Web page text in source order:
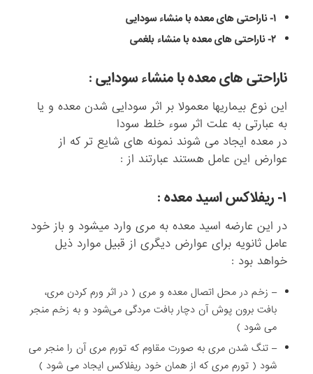
۱- ناراحتی های معده با منشاء سودایی
۲- ناراحتی های معده با منشاء بلغمی
ناراحتی های معده با منشاء سودایی :
این نوع بیماریها معمولا بر اثر سودایی شدن معده و یا
به عبارتی به علت اثر سوء خلط سودا
در معده ایجاد می شوند نمونه های شایع تر که از
عوارض این عامل هستند عبارتند از :
۱- ریفلاکس اسید معده :
در این عارضه اسید معده به مری وارد میشود و باز خود
عامل ثانویه برای عوارض دیگری از قبیل موارد ذیل
خواهد بود :
– زخم در محل اتصال معده و مری ( در اثر ورم کردن مری،
بافت برون پوش آن دچار بافت مردگی می‌شود و به زخم منجر
می شود )
– تنگ شدن مری به صورت مقاوم که تورم مری آن را منجر می
شود ( تورم مری که از همان خود ریفلاکس ایجاد می شود )